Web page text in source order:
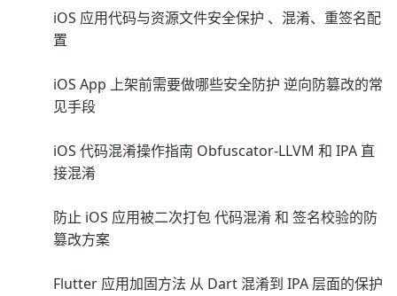
iOS 应用代码与资源文件安全保护 、混淆、重签名配
置
iOS App 上架前需要做哪些安全防护 逆向防篡改的常
见手段
iOS 代码混淆操作指南 Obfuscator-LLVM 和 IPA 直
接混淆
防止 iOS 应用被二次打包 代码混淆 和 签名校验的防
篡改方案
Flutter 应用加固方法 从 Dart 混淆到 IPA 层面的保护